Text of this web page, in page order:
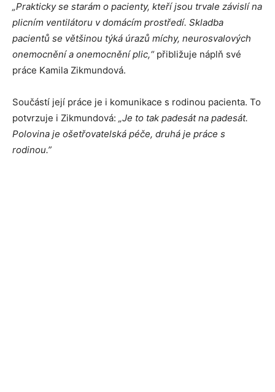
„Prakticky se starám o pacienty, kteří jsou trvale závislí na
plicním ventilátoru v domácím prostředí. Skladba
pacientů se většinou týká úrazů míchy, neurosvalových
onemocnění a onemocnění plic,“ přibližuje náplň své
práce Kamila Zikmundová.
Součástí její práce je i komunikace s rodinou pacienta. To
potvrzuje i Zikmundová: „Je to tak padesát na padesát.
Polovina je ošetřovatelská péče, druhá je práce s
rodinou.”